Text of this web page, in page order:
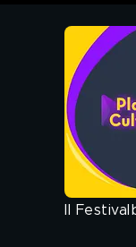
Il